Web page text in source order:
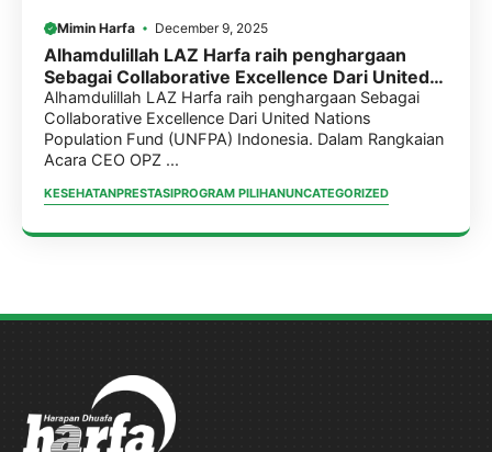
Mimin Harfa December 9, 2025
Alhamdulillah LAZ Harfa raih penghargaan
Sebagai Collaborative Excellence Dari United
Nations Population Fund (UNFPA) Indonesia.
Alhamdulillah LAZ Harfa raih penghargaan Sebagai
Collaborative Excellence Dari United Nations
Population Fund (UNFPA) Indonesia. Dalam Rangkaian
Acara CEO OPZ ...
KESEHATANPRESTASIPROGRAM PILIHANUNCATEGORIZED